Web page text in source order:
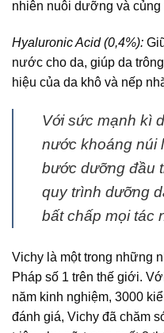
nhiên nuôi dưỡng và củng
Hyaluronic Acid (0,4%):
nước cho da, giúp da
hiệu của da khô và nếp
Với sức mạnh kì
nước khoáng núi
bước dưỡng đầu
quy trình dưỡng
bất chấp mọi tác
Vichy là một trong những
Pháp số 1 trên thế giới.
năm kinh nghiệm, 3000
đánh giá, Vichy đã chăm